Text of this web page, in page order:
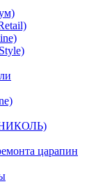
царапин